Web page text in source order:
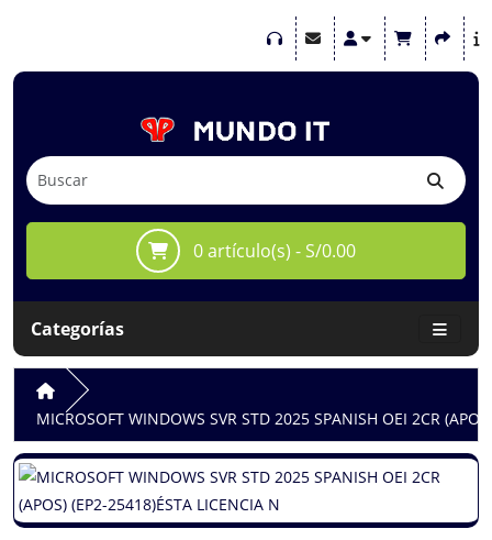
0 artículo(s) - S/0.00
Categorías
MICROSOFT WINDOWS SVR STD 2025 SPANISH OEI 2CR